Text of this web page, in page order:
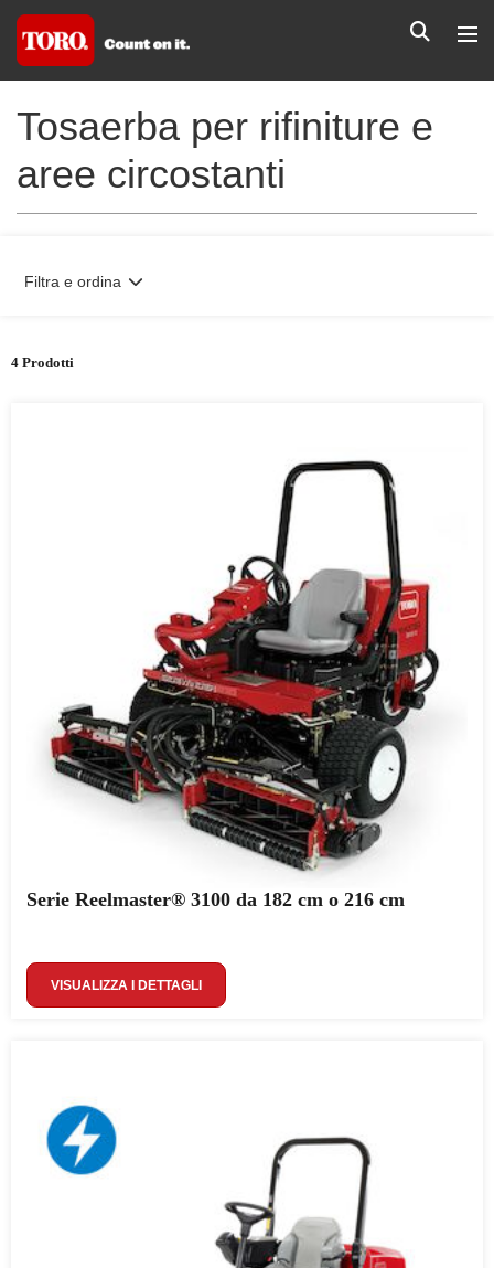
Tosaerba per rifiniture e
aree circostanti
4 Prodotti
Filtra e ordina
Serie Reelmaster® 3100 da 182 cm o 216 cm
VISUALIZZA I DETTAGLI